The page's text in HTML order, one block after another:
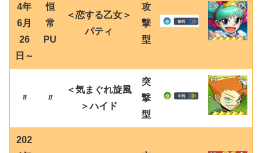
4年
6月
26
日～
恒
常
PU
＜恋する乙女＞
パティ
攻
撃
型
〃 〃
＜気まぐれ旋風
＞ハイド
突
撃
型
202